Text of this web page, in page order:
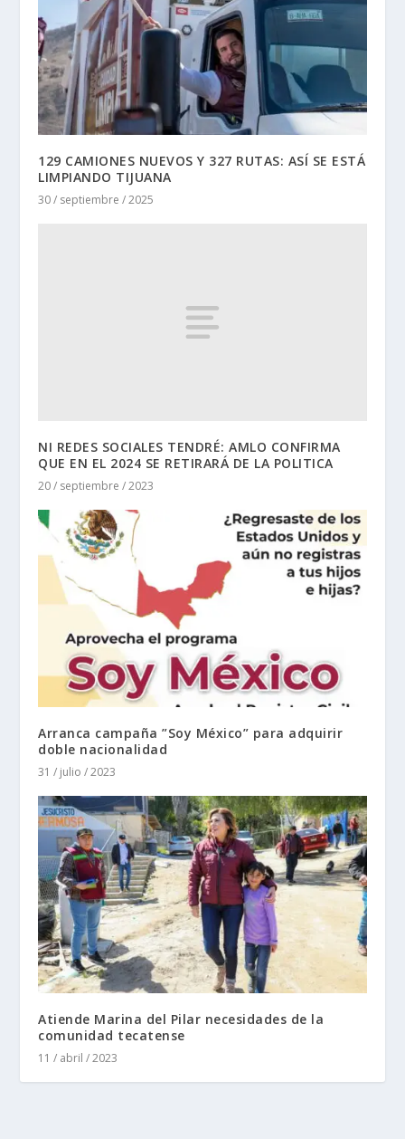
129 CAMIONES NUEVOS Y 327 RUTAS: ASÍ SE ESTÁ
LIMPIANDO TIJUANA
30 / septiembre / 2025
NI REDES SOCIALES TENDRÉ: AMLO CONFIRMA
QUE EN EL 2024 SE RETIRARÁ DE LA POLITICA
20 / septiembre / 2023
Arranca campaña ”Soy México” para adquirir
doble nacionalidad
31 / julio / 2023
Atiende Marina del Pilar necesidades de la
comunidad tecatense
11 / abril / 2023